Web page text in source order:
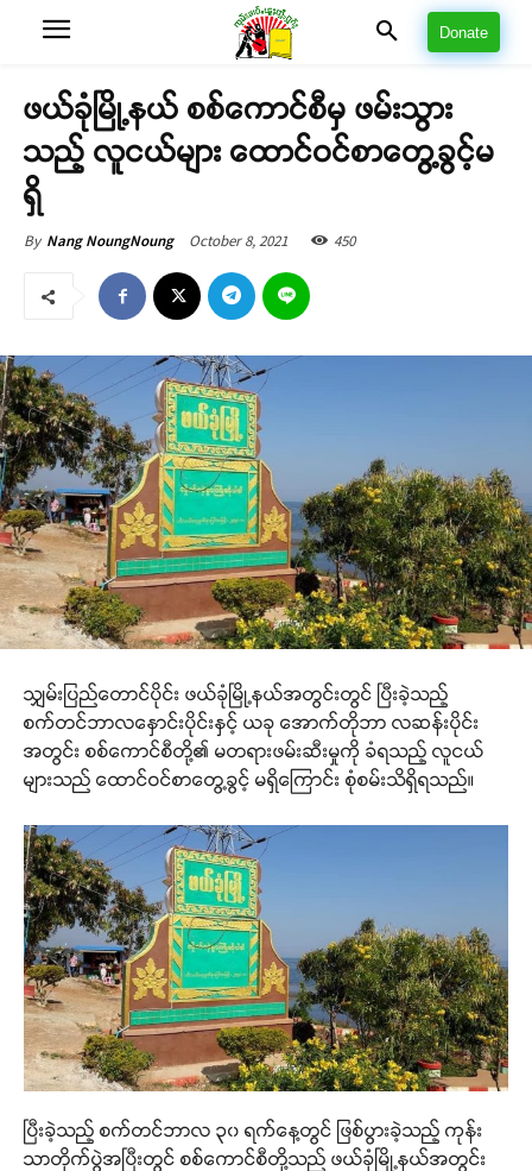
Donate
ဖယ်ခုံမြို့နယ် စစ်ကောင်စီမှ ဖမ်းသွား
သည့် လူငယ်များ ထောင်ဝင်စာတွေ့ခွင့်မ
ရှိ
By Nang NoungNoung October 8, 2021 450
သျှမ်းပြည်တောင်ပိုင်း ဖယ်ခုံမြို့နယ်အတွင်းတွင် ပြီးခဲ့သည့်
စက်တင်ဘာလနှောင်းပိုင်းနှင့် ယခု အောက်တိုဘာ လဆန်းပိုင်း
အတွင်း စစ်ကောင်စီတို့၏ မတရားဖမ်းဆီးမှုကို ခံရသည့် လူငယ်
များသည် ထောင်ဝင်စာတွေ့ခွင့် မရှိကြောင်း စုံစမ်းသိရှိရသည်။
ပြီးခဲ့သည့် စက်တင်ဘာလ ၃၀ ရက်နေ့တွင် ဖြစ်ပွားခဲ့သည့် ကုန်း
သာတိုက်ပွဲအပြီးတွင် စစ်ကောင်စီတို့သည် ဖယ်ခုံမြို့နယ်အတွင်း